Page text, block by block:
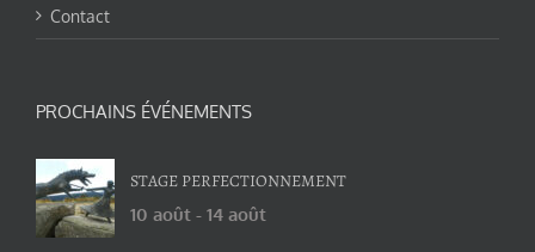
Contact
PROCHAINS ÉVÉNEMENTS
STAGE PERFECTIONNEMENT
10 août - 14 août